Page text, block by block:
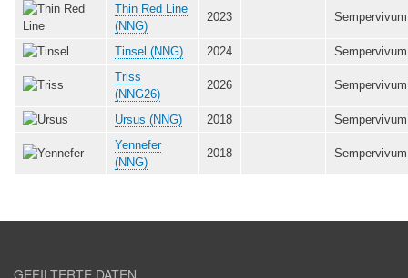
Thin Red Line
(NNG)
2023 Sempervivum
Tinsel (NNG) 2024
Sempervivum
Triss
(NNG26)
2026 Sempervivum
Ursus (NNG) 2018
Sempervivum
Yennefer
(NNG)
2018 Sempervivum
GEFILTERTE DATEN